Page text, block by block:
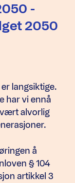
-
2050
langsiktige.
har vi ennå
alvorlig
å
§ 104
artikkel 3